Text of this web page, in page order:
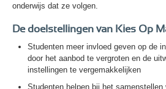
onderwijs dat ze volgen.
De doelstellingen van Kies Op
Studenten meer invloed geven op de
door het aanbod te vergroten en de
instellingen te vergemakkelijken
Studenten helpen bij het samenstellen